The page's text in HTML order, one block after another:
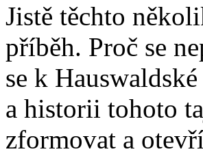
Jistě těchto
příběh. Proč se
se k
a historii tohoto
zformovat a